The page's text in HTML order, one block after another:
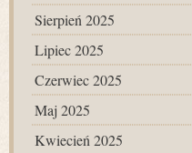
Sierpień 2025
Lipiec 2025
Czerwiec 2025
Maj 2025
Kwiecień 2025